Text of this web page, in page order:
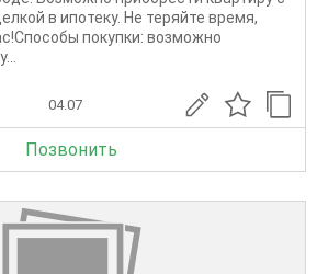
в ипотеку. Не теряйте время,
покупки: возможно
04.07
Позвонить